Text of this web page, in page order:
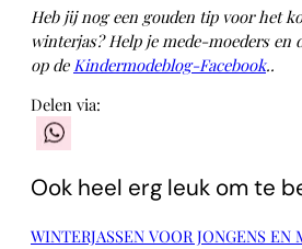
Heb jij nog een gouden tip voor het
winterjas? Help je mede-moeders en
op de Kindermodeblog-Facebook..
Delen via:
Ook heel erg leuk om te
WINTERJASSEN VOOR JONGENS EN